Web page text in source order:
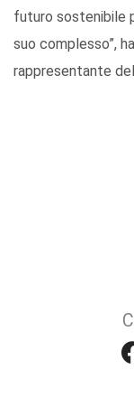
futuro sostenibile
suo complesso”,
rappresentante